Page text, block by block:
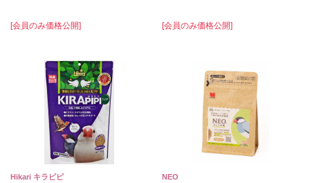
[会員のみ価格公開] [会員のみ価格公開]
Hikari キラピピ NEO